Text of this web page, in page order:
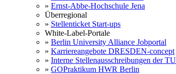
» Ernst-Abbe-Hochschule Jena
Überregional
» Stellenticket Start-ups
White-Label-Portale
» Berlin University Alliance Jobportal
» Karriereangebote DRESDEN-concept
» Interne Stellenausschreibungen der
» GOPraktikum HWR Berlin